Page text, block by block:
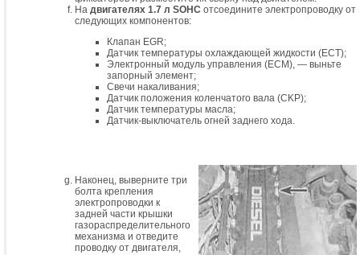
На двигателях 1.7 л SOHC отсоедините электропроводку от
следующих компонентов:
Клапан EGR;
Датчик температуры охлаждающей жидкости (ECT);
Электронный модуль управления (ECM), — выньте
запорный элемент;
Свечи накаливания;
Датчик положения коленчатого вала (CKP);
Датчик температуры масла;
Датчик-выключатель огней заднего хода.
Наконец, выверните три
болта крепления
электропроводки к
задней части крышки
газораспределительного
механизма и отведите
проводку от двигателя,